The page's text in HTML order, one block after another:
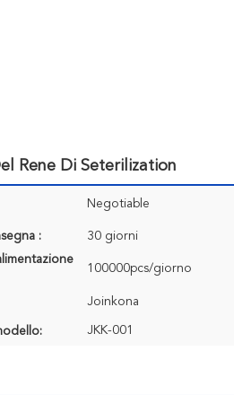
Rene Di Seterilization
Negotiable
: 30 giorni
100000pcs/giorno
Joinkona
JKK-001